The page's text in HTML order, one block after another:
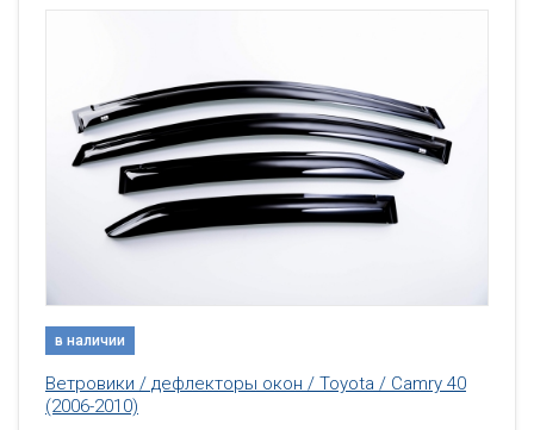
в наличии
Ветровики / дефлекторы окон / Toyota / Camry 40
(2006-2010)